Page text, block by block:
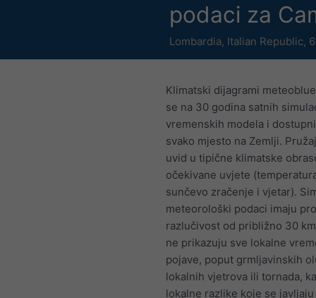
podaci za
Lombardia, Italian Republic,
Klimatski dijagrami
se na 30 godina satnih
vremenskih modela i
svako mjesto na Zemlji.
uvid u tipične klimatske
očekivane uvjete
sunčevo zračenje i vjetar).
meteorološki podaci imaju
razlučivost od približno 30
ne prikazuju sve lokalne
pojave, poput grmljavinskih
lokalnih vjetrova ili tornada,
lokalne razlike koje se